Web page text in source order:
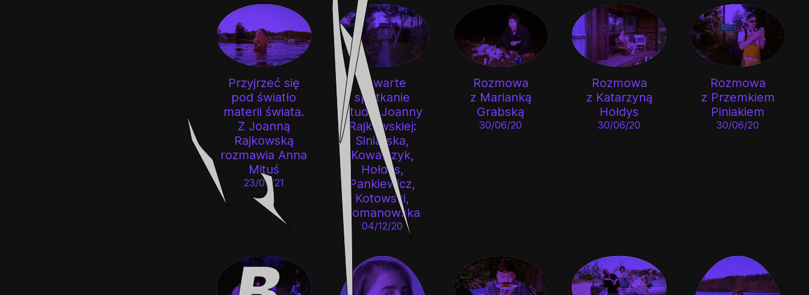
Przyjrzeć się
pod światło
materii świata.
Z Joanną
Rajkowską
rozmawia Anna
Mituś
23/05/21
Czwarte
spotkanie
Studia Joanny
Rajkowskiej:
Siniarska,
Kowalczyk,
Hołdys,
Pankiewicz,
Kotowski,
Romanowska
04/12/20
Rozmowa
z Marianką
Grabską
30/06/20
Rozmowa
z Katarzyną
Hołdys
30/06/20
Rozmowa
z Przemkiem
Piniakiem
30/06/20
👌